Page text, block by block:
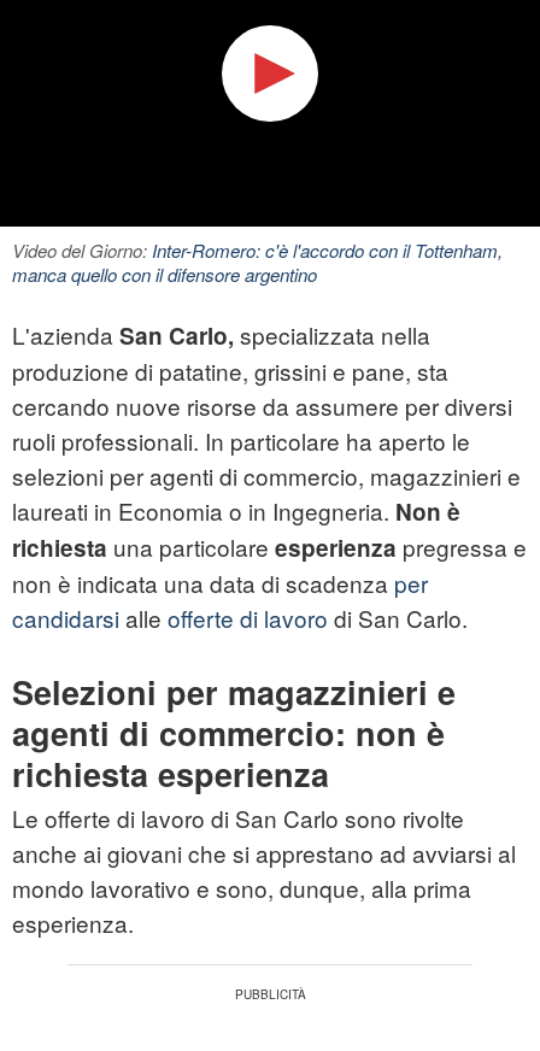
Video del Giorno:Inter-Romero: c'è l'accordo con il Tottenham,
manca quello con il difensore argentino
L'azienda San Carlo, specializzata nella
produzione di patatine, grissini e pane, sta
cercando nuove risorse da assumere per diversi
ruoli professionali. In particolare ha aperto le
selezioni per agenti di commercio, magazzinieri e
laureati in Economia o in Ingegneria. Non è
richiesta una particolare esperienza pregressa e
non è indicata una data di scadenza per
candidarsialle offerte di lavoro di San Carlo.
Selezioni per magazzinieri e
agenti di commercio: non è
richiesta esperienza
Le offerte di lavoro di San Carlo sono rivolte
anche ai giovani che si apprestano ad avviarsi al
mondo lavorativo e sono, dunque, alla prima
esperienza.